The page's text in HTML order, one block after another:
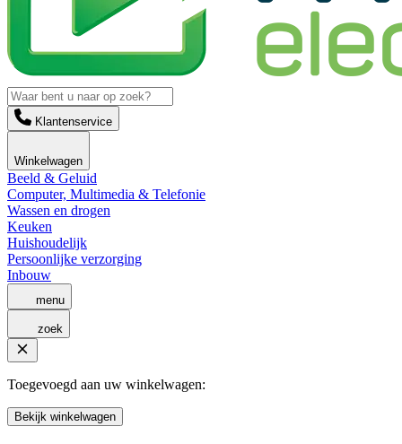
Klantenservice
Winkelwagen
Beeld & Geluid
Computer, Multimedia & Telefonie
Wassen en drogen
Keuken
Huishoudelijk
Persoonlijke verzorging
Inbouw
menu
zoek
Toegevoegd aan uw winkelwagen:
Bekijk winkelwagen